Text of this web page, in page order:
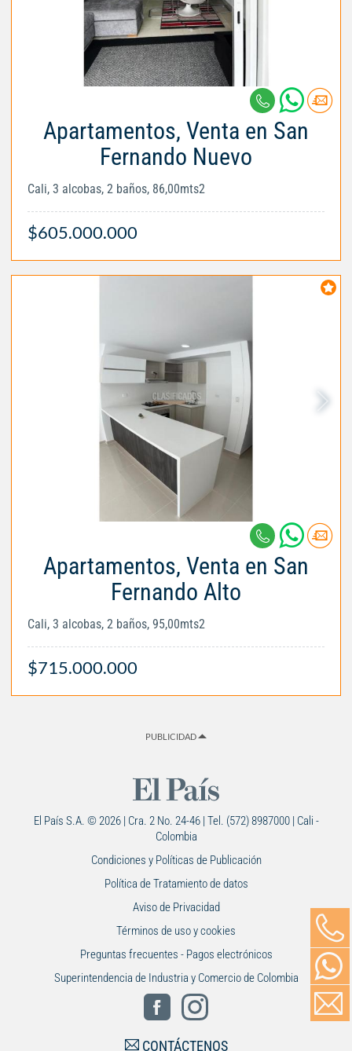
Apartamentos, Venta en San
Fernando Nuevo
Cali, 3 alcobas, 2 baños, 86,00mts2
$605.000.000
Apartamentos, Venta en San
Fernando Alto
Cali, 3 alcobas, 2 baños, 95,00mts2
$715.000.000
PUBLICIDAD
El País S.A. © 2026 | Cra. 2 No. 24-46 | Tel. (572) 8987000 | Cali -
Colombia
Condiciones y Políticas de Publicación
Política de Tratamiento de datos
Aviso de Privacidad
Términos de uso y cookies
Preguntas frecuentes - Pagos electrónicos
Superintendencia de Industria y Comercio de Colombia
CONTÁCTENOS